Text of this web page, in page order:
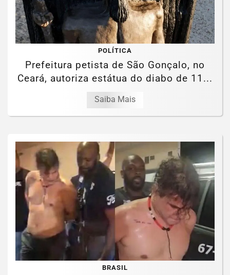
POLÍTICA
Prefeitura petista de São Gonçalo, no
Ceará, autoriza estátua do diabo de 11...
Saiba Mais
BRASIL